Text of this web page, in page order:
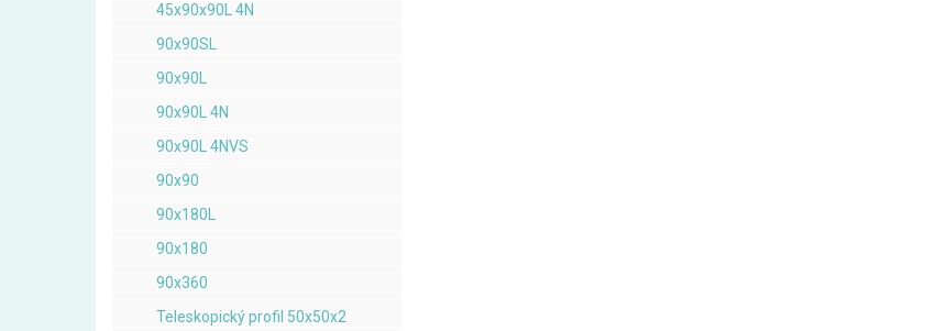
45x90x90L 4N
90x90SL
90x90L
90x90L 4N
90x90L 4NVS
90x90
90x180L
90x180
90x360
Teleskopický profil 50x50x2